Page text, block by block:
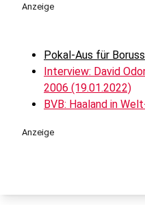
Anzeige
Pokal-Aus für
Interview: David
2006 (19.01.2022)
BVB: Haaland in
Anzeige